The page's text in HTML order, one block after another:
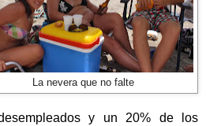
La nevera que no falte
y un 20% de los